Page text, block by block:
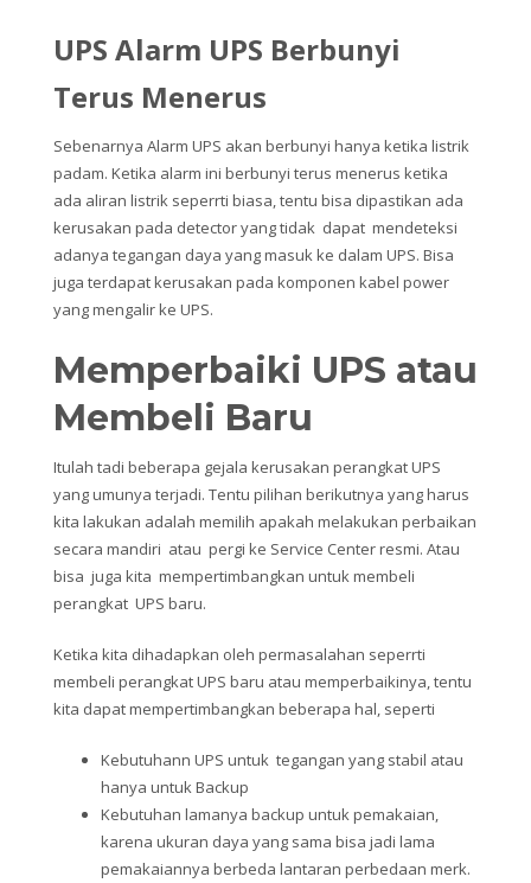
UPS Alarm UPS Berbunyi
Terus Menerus
Sebenarnya Alarm UPS akan berbunyi hanya ketika listrik
padam. Ketika alarm ini berbunyi terus menerus ketika
ada aliran listrik seperrti biasa, tentu bisa dipastikan ada
kerusakan pada detector yang tidak dapat mendeteksi
adanya tegangan daya yang masuk ke dalam UPS. Bisa
juga terdapat kerusakan pada komponen kabel power
yang mengalir ke UPS.
Memperbaiki UPS atau
Membeli Baru
Itulah tadi beberapa gejala kerusakan perangkat UPS
yang umunya terjadi. Tentu pilihan berikutnya yang harus
kita lakukan adalah memilih apakah melakukan perbaikan
secara mandiri atau pergi ke Service Center resmi. Atau
bisa juga kita mempertimbangkan untuk membeli
perangkat UPS baru.
Ketika kita dihadapkan oleh permasalahan seperrti
membeli perangkat UPS baru atau memperbaikinya, tentu
kita dapat mempertimbangkan beberapa hal, seperti
Kebutuhann UPS untuk tegangan yang stabil atau
hanya untuk Backup
Kebutuhan lamanya backup untuk pemakaian,
karena ukuran daya yang sama bisa jadi lama
pemakaiannya berbeda lantaran perbedaan merk.